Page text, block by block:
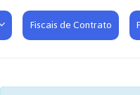
Fiscais de Contrato